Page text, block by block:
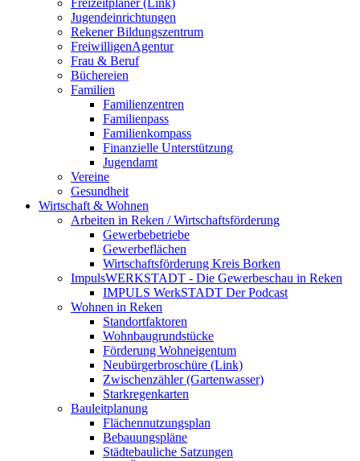
Freizeitplaner (Link)
Jugendeinrichtungen
Rekener Bildungszentrum
FreiwilligenAgentur
Frau & Beruf
Büchereien
Familien
Familienzentren
Familienpass
Familienkompass
Finanzielle Unterstützung
Jugendamt
Vereine
Gesundheit
Wirtschaft & Wohnen
Arbeiten in Reken / Wirtschaftsförderung
Gewerbebetriebe
Gewerbeflächen
Wirtschaftsförderung Kreis Borken
ImpulsWERKSTADT - Die Gewerbeschau in Reken
IMPULS WerkSTADT Der Podcast
Wohnen in Reken
Standortfaktoren
Wohnbaugrundstücke
Förderung Wohneigentum
Neubürgerbroschüre (Link)
Zwischenzähler (Gartenwasser)
Starkregenkarten
Bauleitplanung
Flächennutzungsplan
Bebauungspläne
Städtebauliche Satzungen